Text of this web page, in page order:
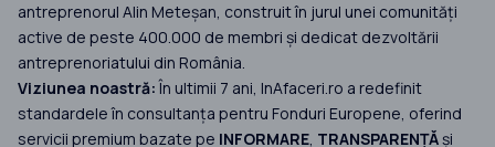
antreprenorul Alin Meteșan, construit în jurul unei comunități
active de peste 400.000 de membri și dedicat dezvoltării
antreprenoriatului din România.
Viziunea noastră:În ultimii 7 ani, InAfaceri.ro a redefinit
standardele în consultanța pentru Fonduri Europene, oferind
servicii premium bazate pe INFORMARE, TRANSPARENȚĂși